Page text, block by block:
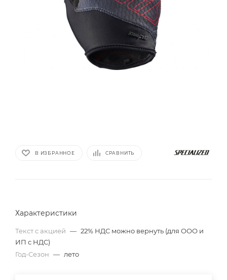
В ИЗБРАННОЕ СРАВНИТЬ
Характеристики
Текст с акцией — 22% НДС можно вернуть (для ООО и
ИП с НДС)
Год-Сезон — лето